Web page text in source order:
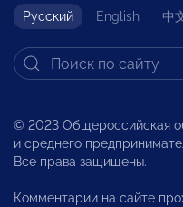
Русский English 中
© 2023 Общероссийская
и среднего
Все права защищены.
Комментарии на сайте